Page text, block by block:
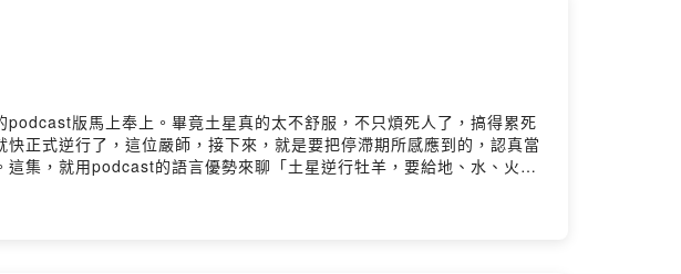
版馬上奉上。畢竟土星真的太不舒服，不只煩死人了，搞得累死
正式逆行了，這位嚴師，接下來，就是要把停滯期所感應到的，認真當
集，就用podcast的語言優勢來聊「土星逆行牡羊，要給地、水、火、
象星座重新找回「我是誰」風象星座交友圈大洗牌工作、金錢、健康問